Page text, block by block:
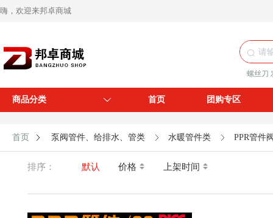
嗨，欢迎来邦卓商城
螺丝刀
商品分类 首页 团购专区
首页 泵阀管件、给排水、管类 水暖管件类 PPR管件
排序： 默认 价格 上架时间